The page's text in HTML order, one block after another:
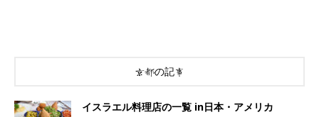
京都の記事
イスラエル料理店の一覧 in日本・アメリカ